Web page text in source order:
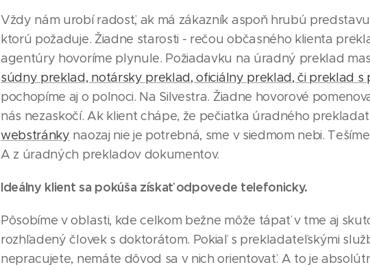
Vždy nám urobí radosť, ak má zákazník aspoň hrubú
ktorú požaduje. Žiadne starosti - rečou občasného klienta
agentúry hovoríme plynule. Požiadavku na úradný preklad
súdny preklad, notársky preklad, oficiálny preklad, či preklad s
pochopíme aj o polnoci. Na Silvestra. Žiadne hovorové
nás nezaskočí. Ak klient chápe, že pečiatka úradného
webstránky naozaj nie je potrebná, sme v siedmom nebi.
A z úradných prekladov dokumentov.
Ideálny klient sa pokúša získať odpovede telefonicky.
Pôsobíme v oblasti, kde celkom bežne môže tápať v tme aj
rozhľadený človek s doktorátom. Pokiaľ s prekladateľskými
nepracujete, nemáte dôvod sa v nich orientovať. A to je